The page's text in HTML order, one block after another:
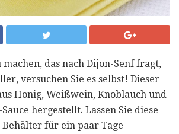
machen, das nach Dijon-Senf fragt,
versuchen Sie es selbst! Dieser
Honig, Weißwein, Knoblauch und
hergestellt. Lassen Sie diese
für ein paar Tage